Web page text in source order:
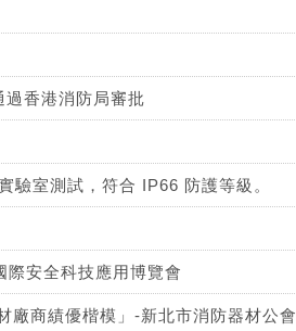
香港消防局審批
驗室測試，符合 IP66 防護等級。
安全科技應用博覽會
廠商績優楷模」-新北市消防器材公會